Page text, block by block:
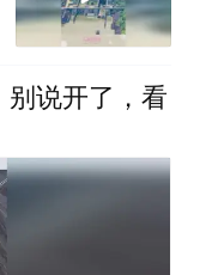
别说开了，看